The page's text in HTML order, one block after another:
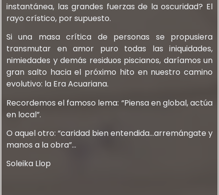
instantánea, las grandes fuerzas de la oscuridad? El
rayo crístico, por supuesto.
Si una masa crítica de personas se propusiera
transmutar en amor puro todas las iniquidades,
nimiedades y demás residuos piscianos, daríamos un
gran salto hacia el próximo hito en nuestro camino
evolutivo: la Era Acuariana.
Recordemos el famoso lema: “Piensa en global, actúa
en local”.
O aquel otro: “caridad bien entendida…arremángate y
manos a la obra”…
Soleika Llop